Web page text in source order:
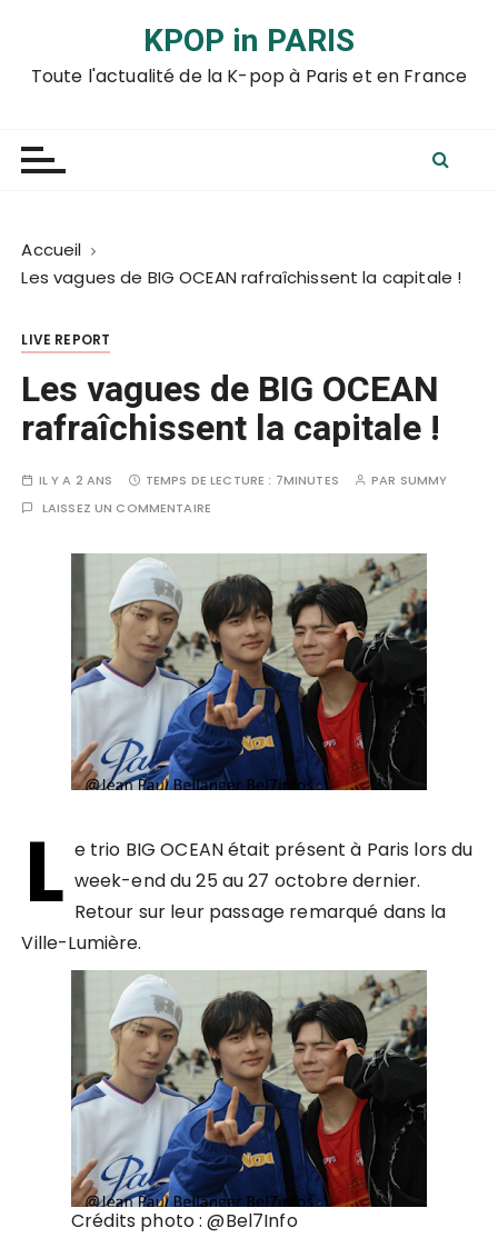
KPOP in PARIS
Toute l'actualité de la K-pop à Paris et en France
Accueil
Les vagues de BIG OCEAN rafraîchissent la capitale !
LIVE REPORT
Les vagues de BIG OCEAN
rafraîchissent la capitale !
IL Y A 2 ANS TEMPS DE LECTURE : 7MINUTES PAR SUMMY
LAISSEZ UN COMMENTAIRE
L e trio BIG OCEAN était présent à Paris lors du
week-end du 25 au 27 octobre dernier.
Retour sur leur passage remarqué dans la
Ville-Lumière.
Crédits photo : @Bel7Info